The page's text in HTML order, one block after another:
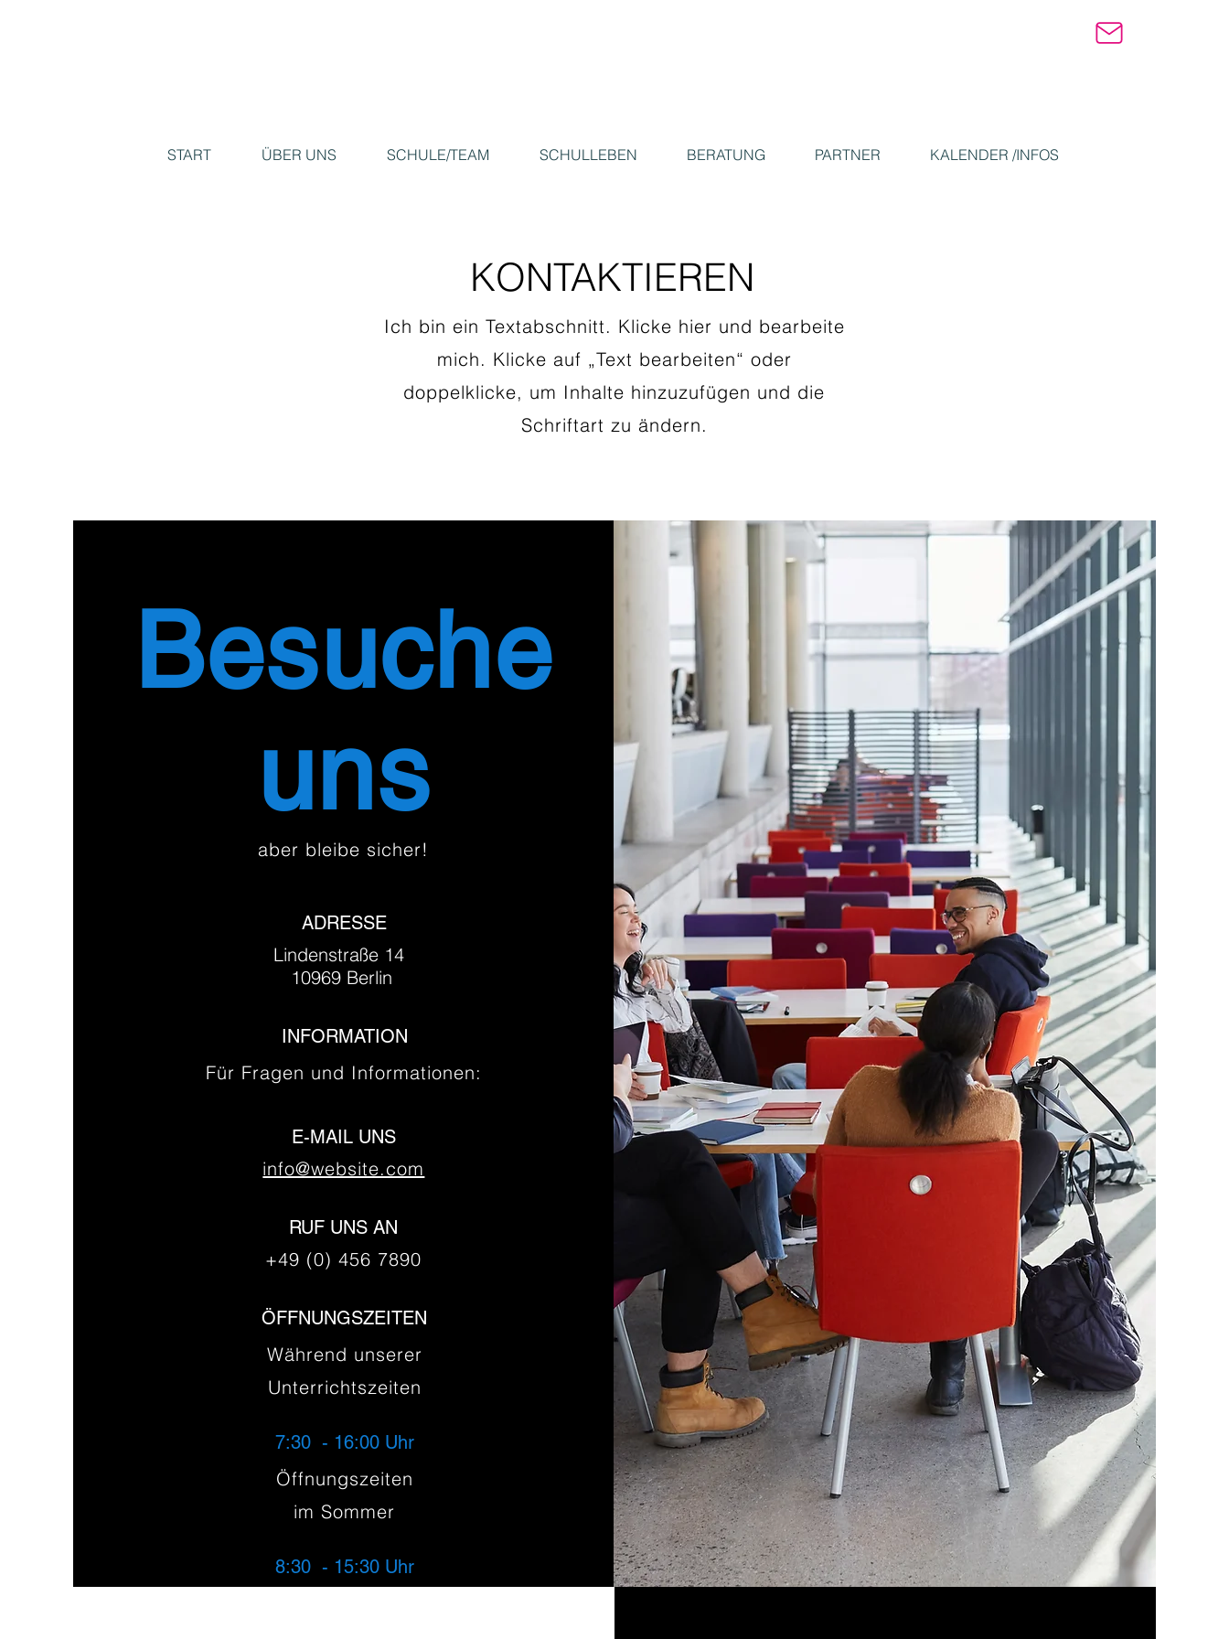
START ÜBER UNS SCHULE/TEAM SCHULLEBEN BERATUNG PARTNER KALENDER /INFOS
KONTAKTIEREN
Ich bin ein Textabschnitt. Klicke hier und bearbeite
mich. Klicke auf „Text bearbeiten“ oder
doppelklicke, um Inhalte hinzuzufügen und die
Schriftart zu ändern.
Besuche
uns
aber bleibe sicher!
ADRESSE
Lindenstraße 14
10969 Berlin
INFORMATION
Für Fragen und Informationen:
E-MAIL UNS
info@website.com
RUF UNS AN
+49 (0) 456 7890
ÖFFNUNGSZEITEN
Während unserer
Unterrichtszeiten
7:30 - 16:00 Uhr
Öffnungszeiten
im Sommer
8:30 - 15:30 Uhr